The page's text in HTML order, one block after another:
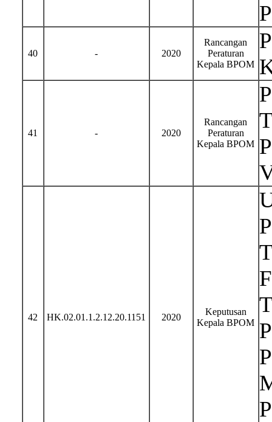
40 - 2020
Rancangan
Peraturan
Kepala BPOM
41 - 2020
Rancangan
Peraturan
Kepala BPOM
42 HK.02.01.1.2.12.20.1151 2020
Keputusan
Kepala BPOM